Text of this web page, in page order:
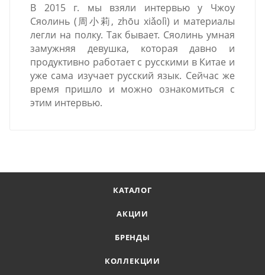
В 2015 г. мы взяли интервью у Чжоу
Сяолинь (周小莉, zhōu xiǎolì) и материалы
легли на полку. Так бывает. Сяолинь умная
замужняя девушка, которая давно и
продуктивно работает с русскими в Китае и
уже сама изучает русский язык. Сейчас же
время пришло и можно ознакомиться с
этим интервью.
КАТАЛОГ
АКЦИИ
БРЕНДЫ
КОЛЛЕКЦИИ